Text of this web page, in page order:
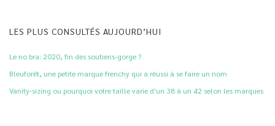
LES PLUS CONSULTÉS AUJOURD’HUI
Le no bra: 2020, fin des soutiens-gorge ?
Bleuforêt, une petite marque frenchy qui a réussi à se faire un nom
Vanity-sizing ou pourquoi votre taille varie d'un 38 à un 42 selon les marques